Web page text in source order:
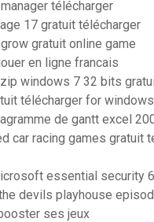
télécharger
17 gratuit télécharger
gratuit online game
en ligne francais
windows 7 32 bits
télécharger for
de gantt excel
car racing games gratuit
essential security
devils playhouse
ses jeux